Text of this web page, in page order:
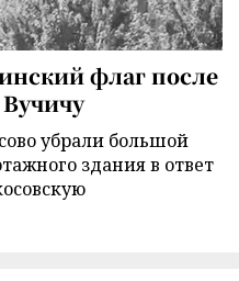
флаг после
убрали большой
здания в ответ